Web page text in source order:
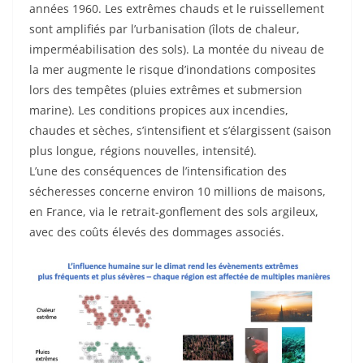
années 1960. Les extrêmes chauds et le ruissellement
sont amplifiés par l’urbanisation (îlots de chaleur,
imperméabilisation des sols). La montée du niveau de
la mer augmente le risque d’inondations composites
lors des tempêtes (pluies extrêmes et submersion
marine). Les conditions propices aux incendies,
chaudes et sèches, s’intensifient et s’élargissent (saison
plus longue, régions nouvelles, intensité).
L’une des conséquences de l’intensification des
sécheresses concerne environ 10 millions de maisons,
en France, via le retrait-gonflement des sols argileux,
avec des coûts élevés des dommages associés.